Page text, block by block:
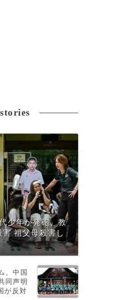
少年が発砲、教
祖父母殺害し
、中国
同声明
が反対